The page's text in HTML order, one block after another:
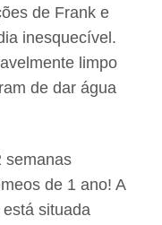
de Frank e
inesquecível.
limpo
de dar água
semanas
de 1 ano! A
situada